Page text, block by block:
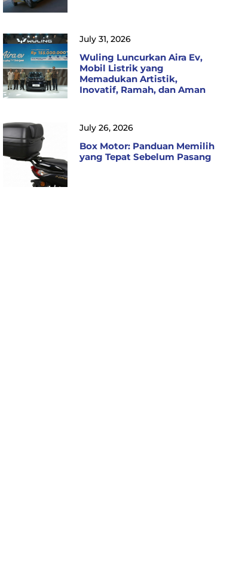
Wuling Luncurkan Aira Ev,
Mobil Listrik yang
Memadukan Artistik,
Inovatif, Ramah, dan Aman
July 31, 2026
Box Motor: Panduan Memilih
yang Tepat Sebelum Pasang
July 26, 2026